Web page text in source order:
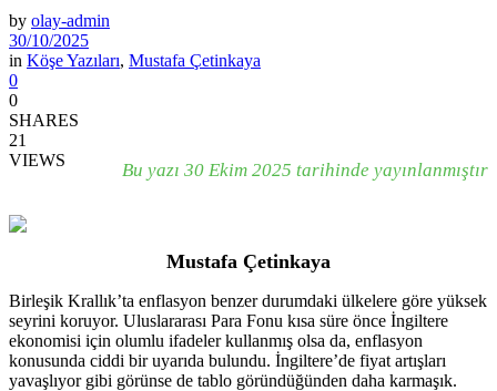
by olay-admin
30/10/2025
in Köşe Yazıları, Mustafa Çetinkaya
0
0
SHARES
21
VIEWS
Bu yazı 30 Ekim 2025 tarihinde yayınlanmıştır
Mustafa Çetinkaya
Birleşik Krallık’ta enflasyon benzer durumdaki ülkelere göre yüksek
seyrini koruyor. Uluslararası Para Fonu kısa süre önce İngiltere
ekonomisi için olumlu ifadeler kullanmış olsa da, enflasyon
konusunda ciddi bir uyarıda bulundu. İngiltere’de fiyat artışları
yavaşlıyor gibi görünse de tablo göründüğünden daha karmaşık.